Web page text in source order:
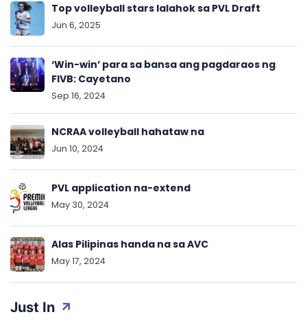
Just In
Top volleyball stars lalahok sa PVL Draft
Jun 6, 2025
‘Win-win’ para sa bansa ang pagdaraos ng
FIVB: Cayetano
Sep 16, 2024
NCRAA volleyball hahataw na
Jun 10, 2024
PVL application na-extend
May 30, 2024
Alas Pilipinas handa na sa AVC
May 17, 2024